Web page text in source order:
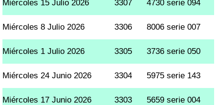
Miércoles 15 Julio 2026 3307 4730 serie 094
Miércoles 8 Julio 2026 3306 8006 serie 007
Miércoles 1 Julio 2026 3305 3736 serie 050
Miércoles 24 Junio 2026 3304 5975 serie 143
Miércoles 17 Junio 2026 3303 5659 serie 004